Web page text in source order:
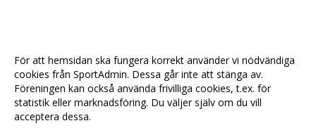
För att hemsidan ska fungera korrekt använder vi nödvändiga
cookies från SportAdmin. Dessa går inte att stänga av.
Föreningen kan också använda frivilliga cookies, t.ex. för
statistik eller marknadsföring. Du väljer själv om du vill
acceptera dessa.